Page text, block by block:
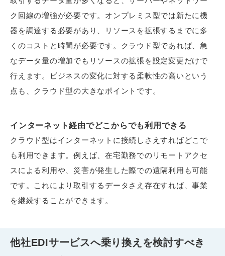
ク回線の増強が必要です。オンプレミス型では新たに機
器を調達する必要があり、リソースを拡張するまでに多
くのコストと時間が必要です。クラウド型であれば、急
なデータ量の増加でもリソースの拡張を設定変更だけで
行えます。ビジネスの変化に対する柔軟性の高いという
点も、クラウド型の大きなポイントです。
インターネット経由でどこからでも利用できる
クラウド型はインターネットに接続しさえすればどこで
も利用できます。例えば、在宅勤務でのリモートアクセ
スによる利用や、災害が発生した際での遠隔利用も可能
です。これにより取引するデータさえ存在すれば、事業
を継続することができます。
他社EDIサービスへ乗り換えを検討すべき